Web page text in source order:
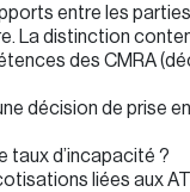
entre les parties
La distinction
des CMRA
décision de prise en
d’incapacité ?
liées aux